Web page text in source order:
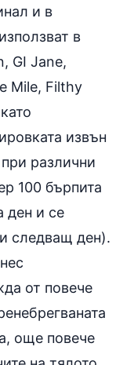
и в
в
GI Jane,
Mile, Filthy
извън
различни
100 бърпита
ден и се
следващ ден).
от повече
още повече